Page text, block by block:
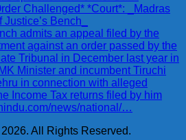
Challenged* *Court*: _Madras
Bench_
admits an appeal filed by the
against an order passed by the
Tribunal in December last year in
Minister and incumbent Tiruchi
in connection with alleged
Income Tax returns filed by him
news/national/…
All Rights Reserved.